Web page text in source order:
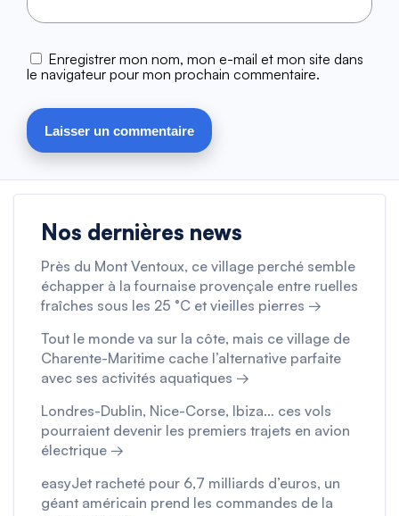
Enregistrer mon nom, mon e-mail et mon site dans
le navigateur pour mon prochain commentaire.
Nos dernières news
Près du Mont Ventoux, ce village perché semble
échapper à la fournaise provençale entre ruelles
fraîches sous les 25 °C et vieilles pierres →
Tout le monde va sur la côte, mais ce village de
Charente-Maritime cache l’alternative parfaite
avec ses activités aquatiques →
Londres-Dublin, Nice-Corse, Ibiza… ces vols
pourraient devenir les premiers trajets en avion
électrique →
easyJet racheté pour 6,7 milliards d’euros, un
géant américain prend les commandes de la